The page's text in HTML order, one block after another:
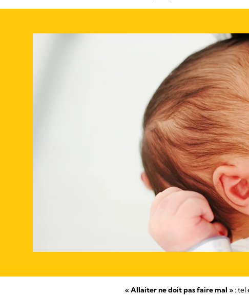
« Allaiter ne doit pas faire mal » : tel